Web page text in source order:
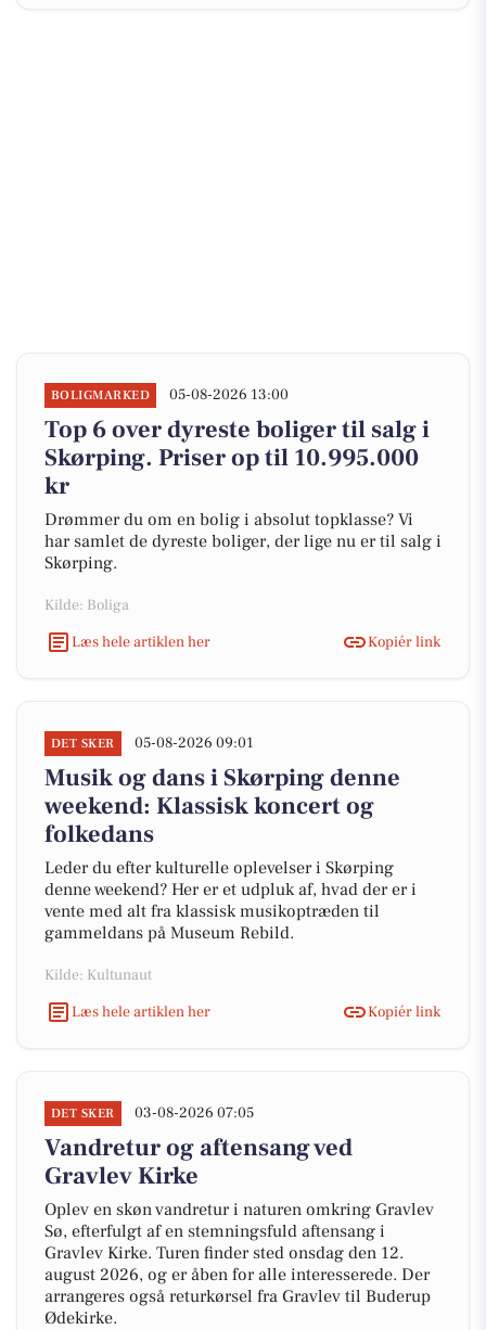
BOLIGMARKED 05-08-2026 13:00
Top 6 over dyreste boliger til salg i
Skørping. Priser op til 10.995.000
kr
Drømmer du om en bolig i absolut topklasse? Vi
har samlet de dyreste boliger, der lige nu er til salg i
Skørping.
Kilde: Boliga
Læs hele artiklen her
Kopiér link
DET SKER 05-08-2026 09:01
Musik og dans i Skørping denne
weekend: Klassisk koncert og
folkedans
Leder du efter kulturelle oplevelser i Skørping
denne weekend? Her er et udpluk af, hvad der er i
vente med alt fra klassisk musikoptræden til
gammeldans på Museum Rebild.
Kilde: Kultunaut
Læs hele artiklen her
Kopiér link
DET SKER 03-08-2026 07:05
Vandretur og aftensang ved
Gravlev Kirke
Oplev en skøn vandretur i naturen omkring Gravlev
Sø, efterfulgt af en stemningsfuld aftensang i
Gravlev Kirke. Turen finder sted onsdag den 12.
august 2026, og er åben for alle interesserede. Der
arrangeres også returkørsel fra Gravlev til Buderup
Ødekirke.